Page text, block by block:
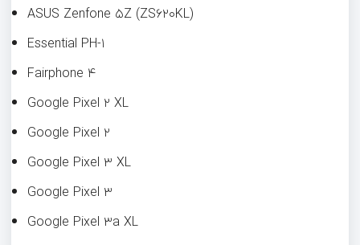
ASUS Zenfone ۵Z (ZS۶۲۰KL)
Essential PH-۱
Fairphone ۴
Google Pixel ۲ XL
Google Pixel ۲
Google Pixel ۳ XL
Google Pixel ۳
Google Pixel ۳a XL